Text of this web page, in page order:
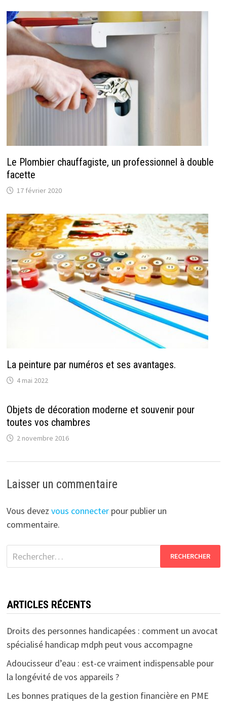
Le Plombier chauffagiste, un professionnel à double
facette
17 février 2020
La peinture par numéros et ses avantages.
4 mai 2022
Objets de décoration moderne et souvenir pour
toutes vos chambres
2 novembre 2016
Laisser un commentaire
Vous devez vous connecterpour publier un
commentaire.
Rechercher :
ARTICLES RÉCENTS
Droits des personnes handicapées : comment un avocat
spécialisé handicap mdph peut vous accompagne
Adoucisseur d’eau : est-ce vraiment indispensable pour
la longévité de vos appareils ?
Les bonnes pratiques de la gestion financière en PME